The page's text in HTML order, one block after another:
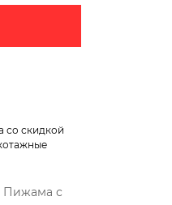
со скидкой
Пижама с